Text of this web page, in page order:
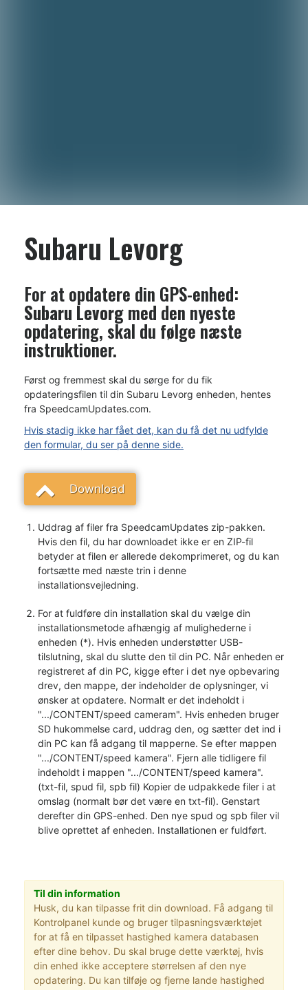
Subaru Levorg
For at opdatere din GPS-enhed:
Subaru Levorgmed den nyeste
opdatering, skal du følge næste
instruktioner.
Først og fremmest skal du sørge for du fik
opdateringsfilen til din Subaru Levorg enheden, hentes
fra SpeedcamUpdates.com.
Hvis stadig ikke har fået det, kan du få det nu udfylde
den formular, du ser på denne side.
Download
Uddrag af filer fra SpeedcamUpdates zip-pakken.
Hvis den fil, du har downloadet ikke er en ZIP-fil
betyder at filen er allerede dekomprimeret, og du kan
fortsætte med næste trin i denne
installationsvejledning.
For at fuldføre din installation skal du vælge din
installationsmetode afhængig af mulighederne i
enheden (*). Hvis enheden understøtter USB-
tilslutning, skal du slutte den til din PC. Når enheden er
registreret af din PC, kigge efter i det nye opbevaring
drev, den mappe, der indeholder de oplysninger, vi
ønsker at opdatere. Normalt er det indeholdt i
".../CONTENT/speed cameram". Hvis enheden bruger
SD hukommelse card, uddrag den, og sætter det ind i
din PC kan få adgang til mapperne. Se efter mappen
".../CONTENT/speed kamera". Fjern alle tidligere fil
indeholdt i mappen ".../CONTENT/speed kamera".
(txt-fil, spud fil, spb fil) Kopier de udpakkede filer i at
omslag (normalt bør det være en txt-fil). Genstart
derefter din GPS-enhed. Den nye spud og spb filer vil
blive oprettet af enheden. Installationen er fuldført.
Til din information
Husk, du kan tilpasse frit din download. Få adgang til
Kontrolpanel kunde og bruger tilpasningsværktøjet
for at få en tilpasset hastighed kamera databasen
efter dine behov. Du skal bruge dette værktøj, hvis
din enhed ikke acceptere størrelsen af den nye
opdatering. Du kan tilføje og fjerne lande hastighed